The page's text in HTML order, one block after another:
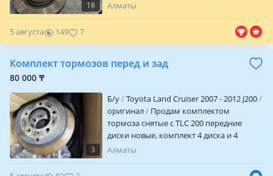
18
Отправка в регионы
Алматы
5 августа 149 7
Комплект тормозов перед и зад
80 000 ₸
3
Б/y
Toyota Land Cruiser 2007 - 2012 J200
оригинал
Продам комплектом
тормоза снятые с TLC 200 передние
диски новые, комплект 4 диска и 4
суппорта
Алматы